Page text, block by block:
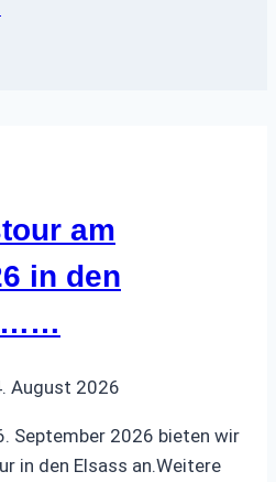
am
in den
August 2026
September 2026 bieten wir
in den Elsass an.Weitere